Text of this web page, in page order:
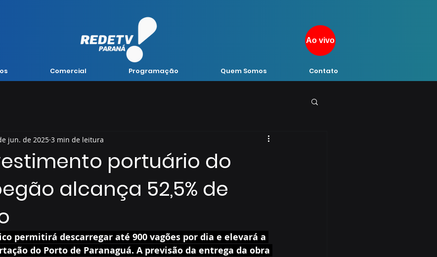
Comercial Programação Quem Somos Contato
Ao vivo
portuário do
alcança 52,5% de
jun. de 2025 3 min de leitura
permitirá descarregar até 900 vagões por dia e elevará a
do Porto de Paranaguá. A previsão da entrega da obra